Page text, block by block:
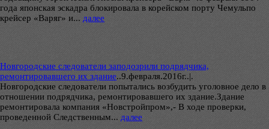
года японская эскадра блокировала в корейском порту Чемульпо
крейсер «Варяг» и... далее
Новгородские следователи заподозрили подрядчика,
ремонтировавшего их здание..9.февраля.2016г..|.
Новгородские следователи попытались возбудить уголовное дело в
отношении подрядчика, ремонтировавшего их здание.Здание
ремонтировала компания «Новстройпром»,- В ходе проверки,
проведенной Следственным... далее